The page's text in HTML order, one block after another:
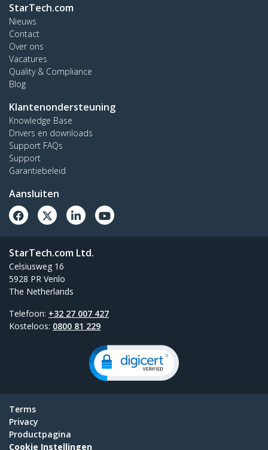
StarTech.com
Nieuws
Contact
Over ons
Vacatures
Quality & Compliance
Blog
Klantenondersteuning
Knowledge Base
Drivers en downloads
Support FAQs
Support
Garantiebeleid
Aansluiten
StarTech.com Ltd.
Celsiusweg 16
5928 PR Venlo
The Netherlands
Telefoon: +32 27 007 427
Kosteloos: 0800 81 229
Terms
Privacy
Productpagina
Cookie Instellingen